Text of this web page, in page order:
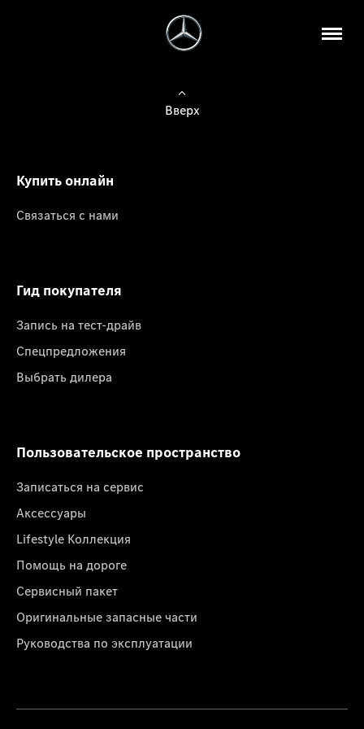
Вверх
Купить онлайн
Связаться с нами
Гид покупателя
Запись на тест-драйв
Спецпредложения
Выбрать дилера
Пользовательское пространство
Записаться на сервис
Аксессуары
Lifestyle Коллекция
Помощь на дороге
Сервисный пакет
Оригинальные запасные части
Руководства по эксплуатации